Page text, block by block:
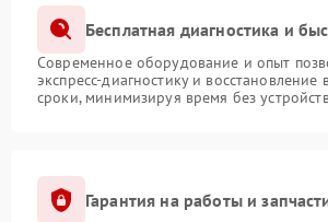
Бесплатная диагностика и
Современное оборудование и опыт
экспресс-диагностику и восстановление
сроки, минимизируя время без
Гарантия на работы и